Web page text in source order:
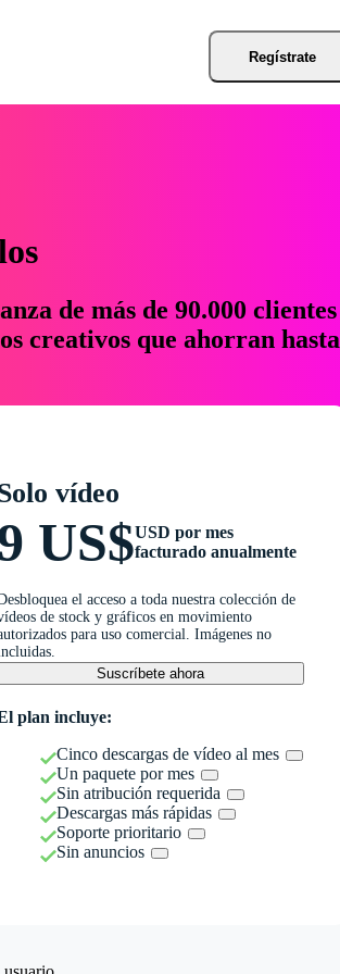
Regístrate
de más de 90.000 clientes
creativos que ahorran hasta
vídeo
US$USD por mes
facturado anualmente
el acceso a toda nuestra colección de
de stock y gráficos en movimiento
para uso comercial. Imágenes no
Suscríbete ahora
plan incluye:
Cinco descargas de vídeo al mes
Un paquete por mes
Sin atribución requerida
Descargas más rápidas
Soporte prioritario
Sin anuncios